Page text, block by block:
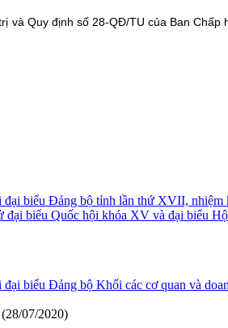
và Quy định số 28-QĐ/TU của Ban
biểu Đảng bộ tỉnh lần thứ XVII, nhiệm
biểu Quốc hội khóa XV và đại biểu
biểu Đảng bộ Khối các cơ quan và
07/2020)